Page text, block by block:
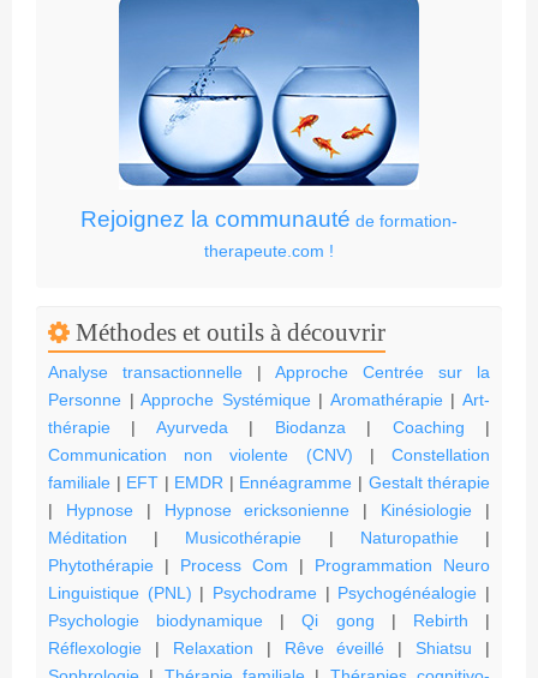
Rejoignez la communauté de formation-
therapeute.com !
Méthodes et outils à découvrir
Analyse transactionnelle | Approche Centrée sur la
Personne |Approche Systémique| Aromathérapie|Art-
thérapie | Ayurveda| Biodanza| Coaching |
Communication non violente (CNV) |Constellation
familiale | EFT | EMDR | Ennéagramme | Gestalt thérapie
| Hypnose| Hypnose ericksonienne | Kinésiologie |
Méditation | Musicothérapie | Naturopathie|
Phytothérapie | Process Com | Programmation Neuro
Linguistique (PNL) | Psychodrame | Psychogénéalogie |
Psychologie biodynamique |Qi gong | Rebirth |
Réflexologie | Relaxation | Rêve éveillé |Shiatsu |